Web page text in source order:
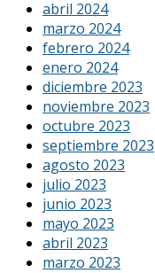
abril 2024
marzo 2024
febrero 2024
enero 2024
diciembre 2023
noviembre 2023
octubre 2023
septiembre 2023
agosto 2023
julio 2023
junio 2023
mayo 2023
abril 2023
marzo 2023